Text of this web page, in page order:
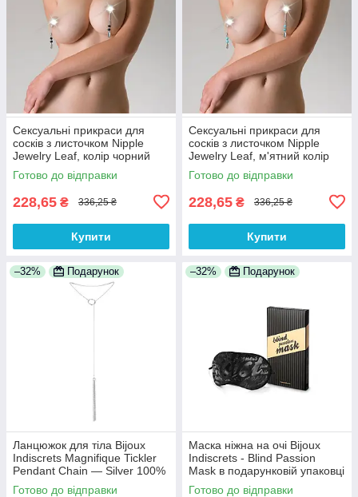
Сексуальні прикраси для
сосків з листочком Nipple
Jewelry Leaf, колір чорний
100% Анонімності
Готово до відправки
228,65 ₴ 336,25 ₴
Купити
Сексуальні прикраси для
сосків з листочком Nipple
Jewelry Leaf, м'ятний колір
100% Анонімності
Готово до відправки
228,65 ₴ 336,25 ₴
Купити
–32% Подарунок
Ланцюжок для тіла Bijoux
Indiscrets Magnifique Tickler
Pendant Chain — Silver 100%
Анонімності
Готово до відправки
–32% Подарунок
Маска ніжна на очі Bijoux
Indiscrets - Blind Passion
Mask в подарунковій упаковці
100% Анонімності
Готово до відправки